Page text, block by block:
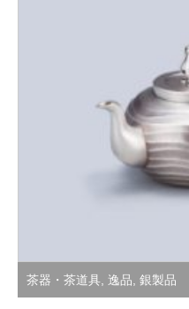
茶器・茶道具 逸品 銀製品